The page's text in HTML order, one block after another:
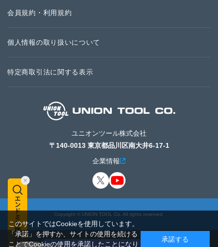
会員規約・利用規約
個人情報の取り扱いについて
特定商取引法に関する表示
ユニオンツール株式会社
〒140-0013 東京都品川区南大井6-17-1
企業情報
Copyright © UNION TOOL Co. All rights reserved.
このサイトではCookieを使用しています。
「承諾」を押すか、サイトの使用を続ける
ことでCookieの使用を承諾したことになり
承諾する